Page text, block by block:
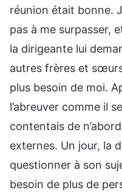
réunion était bonne.
pas à me surpasser,
la dirigeante lui
autres frères et
plus besoin de moi.
l’abreuver comme il
contentais de
externes. Un jour, la
questionner à son
besoin de plus de